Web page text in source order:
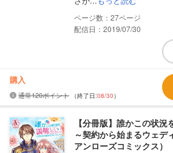
27
配信日：2019/07/30
購入
通常120ポイント （終了日:08/30）
【分冊版】誰かこの状況
～契約から始まるウェデ
アンローズコミックス）